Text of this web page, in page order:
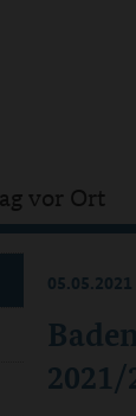
vor Ort
2021/
05.05.2021